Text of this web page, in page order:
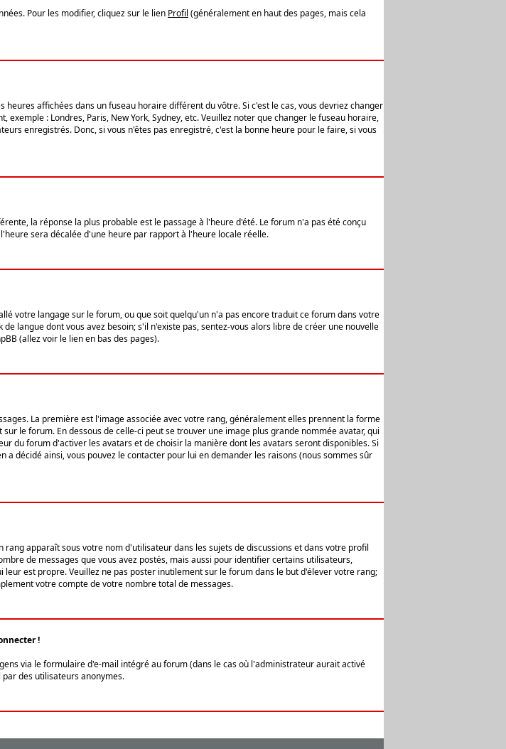
Pour les modifier, cliquez sur le lien Profil (généralement en haut des pages, mais cela
affichées dans un fuseau horaire différent du vôtre. Si c'est le cas, vous devriez changer
: Londres, Paris, New York, Sydney, etc. Veuillez noter que changer le fuseau horaire,
enregistrés. Donc, si vous n'êtes pas enregistré, c'est la bonne heure pour le faire, si vous
la réponse la plus probable est le passage à l'heure d'été. Le forum n'a pas été conçu
sera décalée d'une heure par rapport à l'heure locale réelle.
votre langage sur le forum, ou que soit quelqu'un n'a pas encore traduit ce forum dans votre
langue dont vous avez besoin; s'il n'existe pas, sentez-vous alors libre de créer une nouvelle
(allez voir le lien en bas des pages).
La première est l'image associée avec votre rang, généralement elles prennent la forme
le forum. En dessous de celle-ci peut se trouver une image plus grande nommée avatar, qui
du forum d'activer les avatars et de choisir la manière dont les avatars seront disponibles. Si
décidé ainsi, vous pouvez le contacter pour lui en demander les raisons (nous sommes sûr
apparaît sous votre nom d'utilisateur dans les sujets de discussions et dans votre profil
de messages que vous avez postés, mais aussi pour identifier certains utilisateurs,
est propre. Veuillez ne pas poster inutilement sur le forum dans le but d'élever votre rang;
votre compte de votre nombre total de messages.
!
via le formulaire d'e-mail intégré au forum (dans le cas où l'administrateur aurait activé
des utilisateurs anonymes.